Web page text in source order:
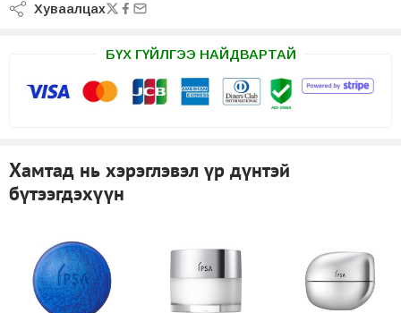
Хуваалцах
БҮХ ГҮЙЛГЭЭ НАЙДВАРТАЙ
Хамтад нь хэрэглэвэл үр дүнтэй
бүтээгдэхүүн